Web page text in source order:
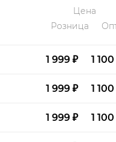
Цена
Розница
1 999 ₽ 1
1 999 ₽ 1
1 999 ₽ 1